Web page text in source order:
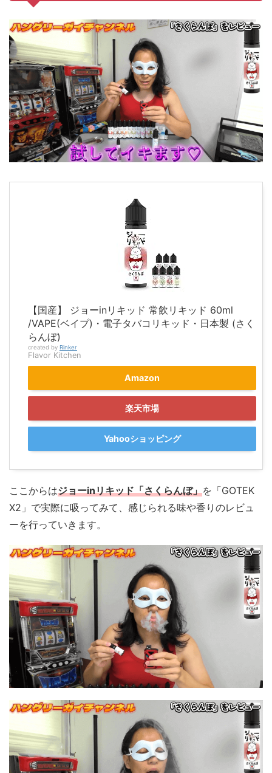
【国産】 ジョーinリキッド 常飲リキッド 60ml
/VAPE(ベイプ)・電子タバコリキッド・日本製 (さく
らんぼ)
created by Rinker
Flavor Kitchen
Amazon
楽天市場
Yahooショッピング
ここからはジョーinリキッド「さくらんぼ」を「GOTEK
X2」で実際に吸ってみて、感じられる味や香りのレビュ
ーを行っていきます。